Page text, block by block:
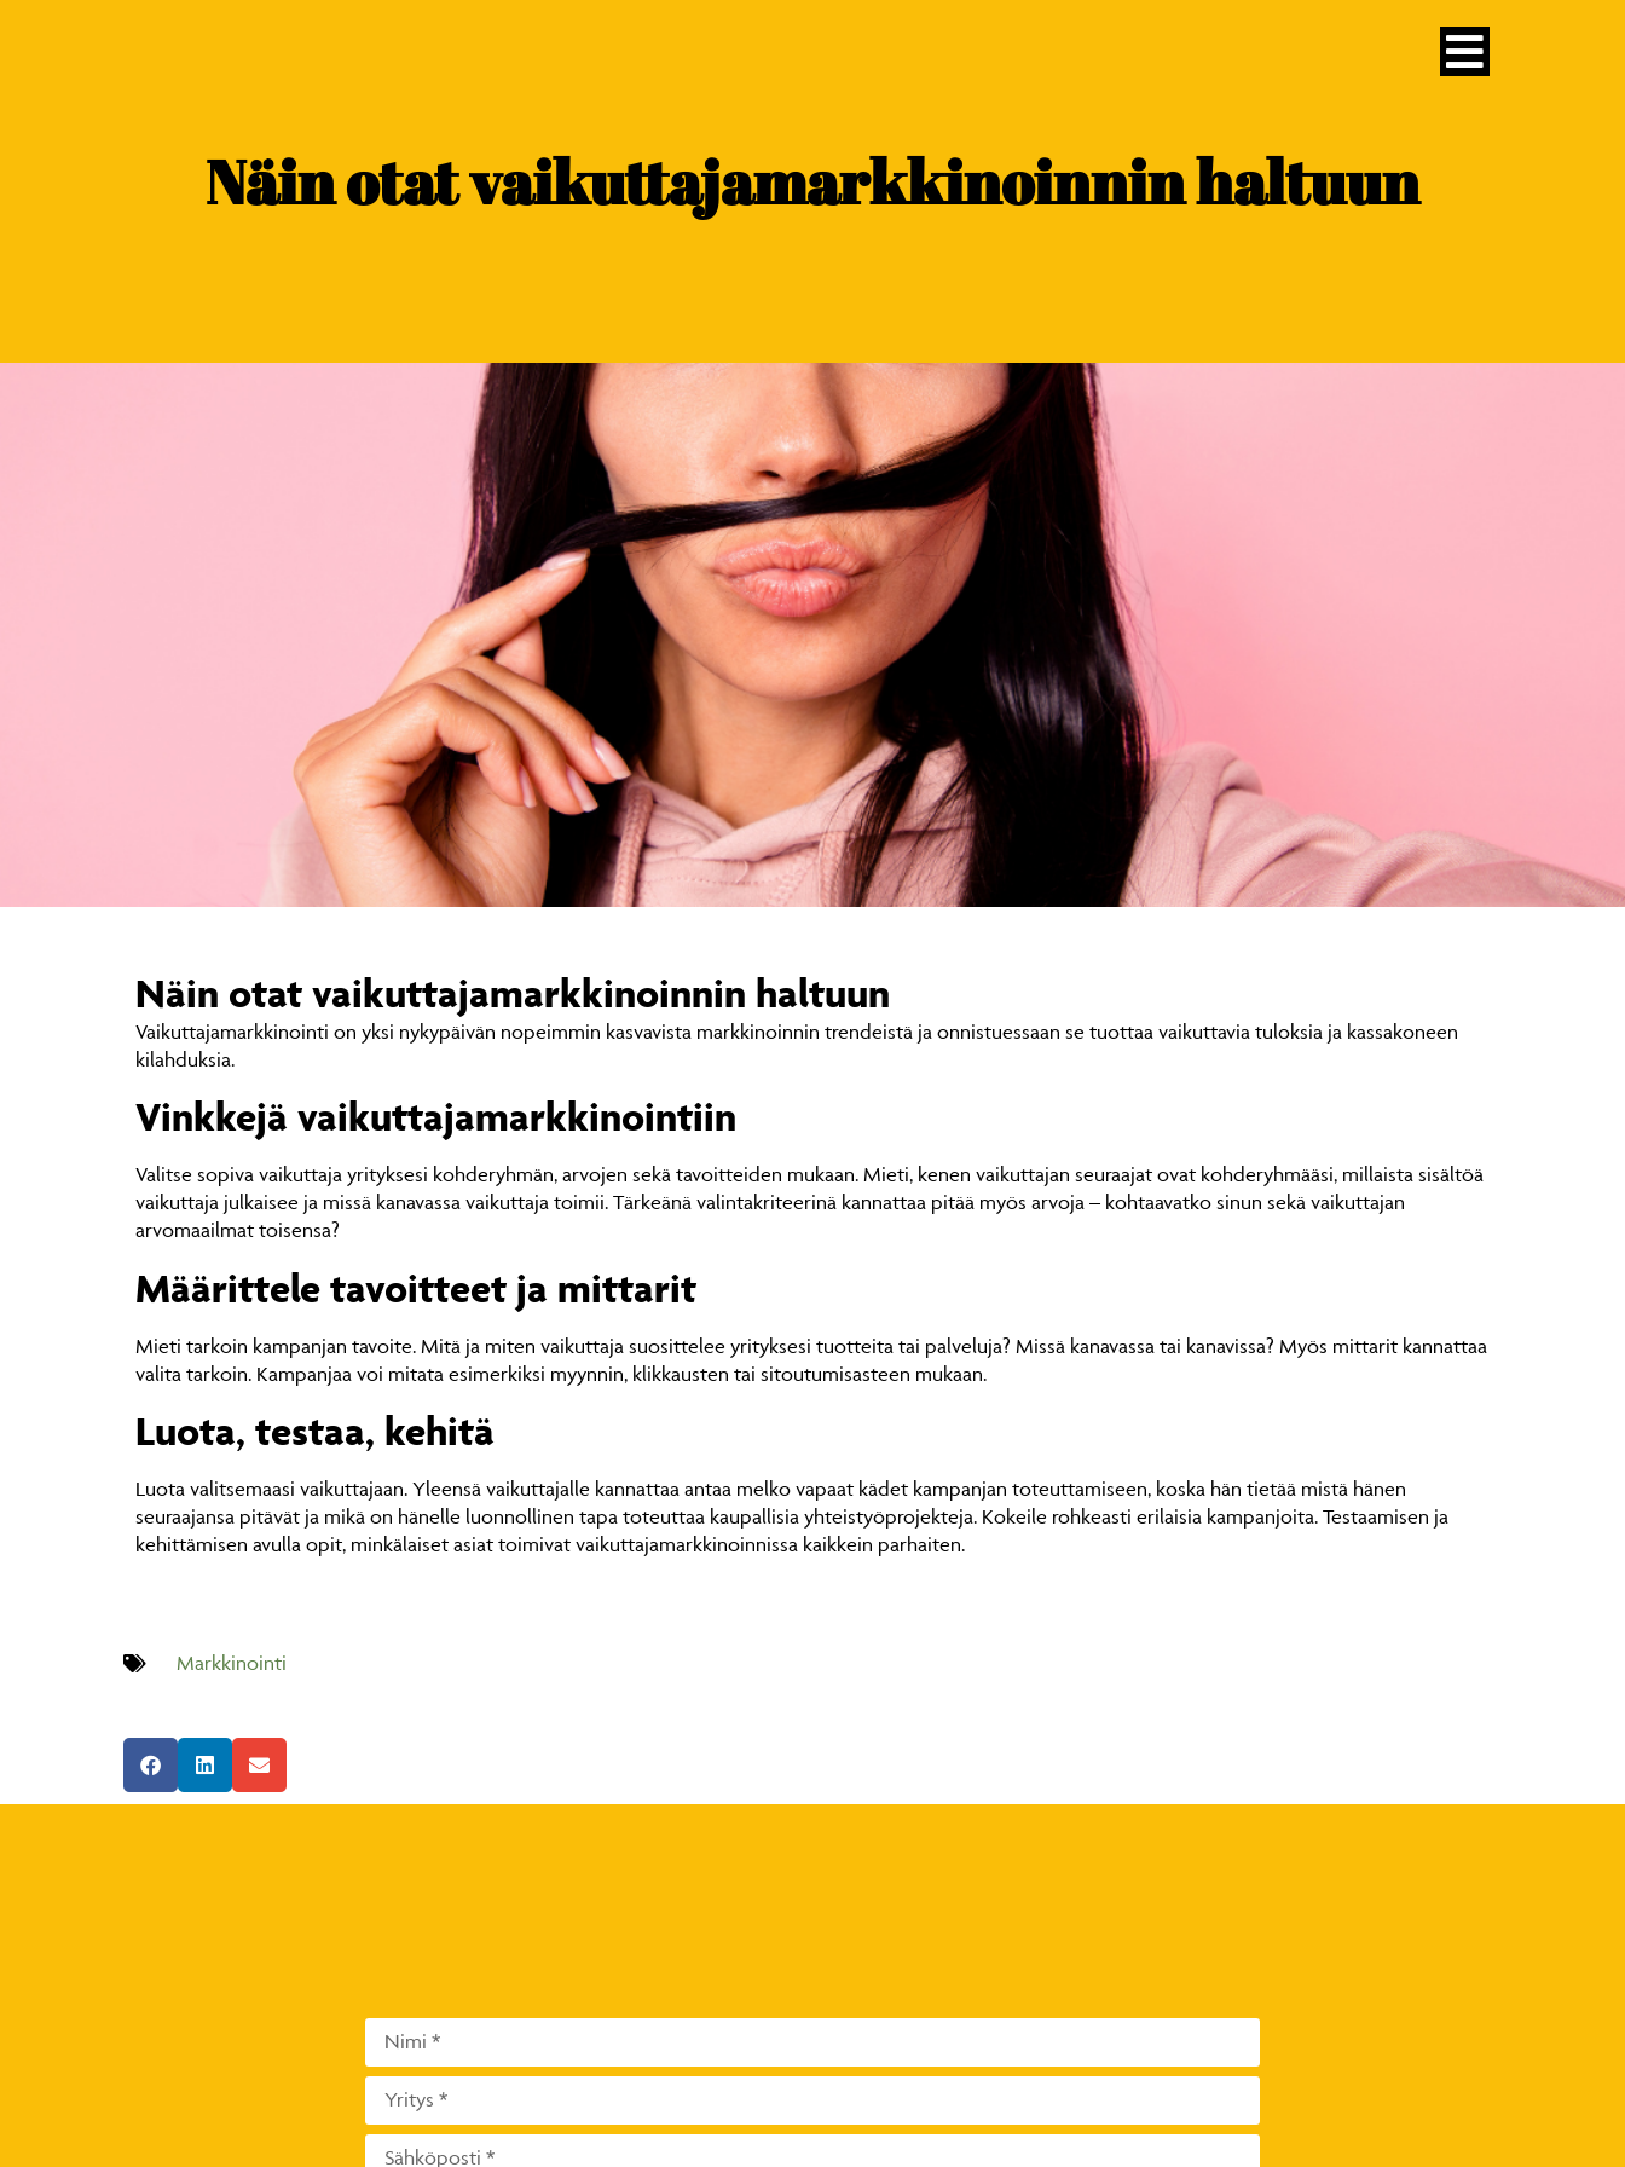
Näin otat vaikuttajamarkkinoinnin haltuun
Näin otat vaikuttajamarkkinoinnin haltuun
Vaikuttajamarkkinointi on yksi nykypäivän nopeimmin kasvavista markkinoinnin trendeistä ja onnistuessaan se tuottaa vaikuttavia tuloksia ja kassakoneen
kilahduksia.
Vinkkejä vaikuttajamarkkinointiin
Valitse sopiva vaikuttaja yrityksesi kohderyhmän, arvojen sekä tavoitteiden mukaan. Mieti, kenen vaikuttajan seuraajat ovat kohderyhmääsi, millaista sisältöä
vaikuttaja julkaisee ja missä kanavassa vaikuttaja toimii. Tärkeänä valintakriteerinä kannattaa pitää myös arvoja – kohtaavatko sinun sekä vaikuttajan
arvomaailmat toisensa?
Määrittele tavoitteet ja mittarit
Mieti tarkoin kampanjan tavoite. Mitä ja miten vaikuttaja suosittelee yrityksesi tuotteita tai palveluja? Missä kanavassa tai kanavissa? Myös mittarit kannattaa
valita tarkoin. Kampanjaa voi mitata esimerkiksi myynnin, klikkausten tai sitoutumisasteen mukaan.
Luota, testaa, kehitä
Luota valitsemaasi vaikuttajaan. Yleensä vaikuttajalle kannattaa antaa melko vapaat kädet kampanjan toteuttamiseen, koska hän tietää mistä hänen
seuraajansa pitävät ja mikä on hänelle luonnollinen tapa toteuttaa kaupallisia yhteistyöprojekteja. Kokeile rohkeasti erilaisia kampanjoita. Testaamisen ja
kehittämisen avulla opit, minkälaiset asiat toimivat vaikuttajamarkkinoinnissa kaikkein parhaiten.
Markkinointi